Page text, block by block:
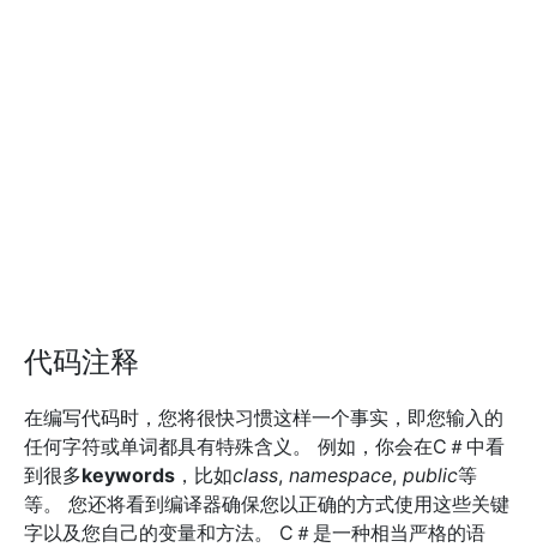
代码注释
在编写代码时，您将很快习惯这样一个事实，即您输入的
任何字符或单词都具有特殊含义。 例如，你会在C＃中看
到很多keywords ，比如class, namespace, public等
等。 您还将看到编译器确保您以正确的方式使用这些关键
字以及您自己的变量和方法。 C＃是一种相当严格的语